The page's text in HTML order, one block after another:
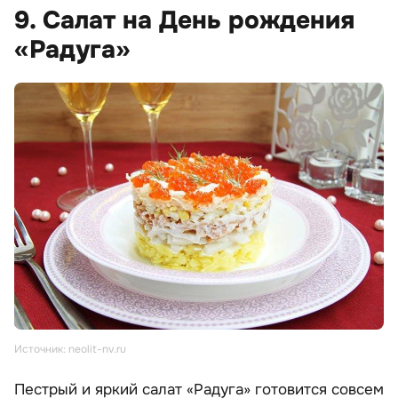
9. Салат на День рождения
«Радуга»
Источник: neolit-nv.ru
Пестрый и яркий салат «Радуга» готовится совсем